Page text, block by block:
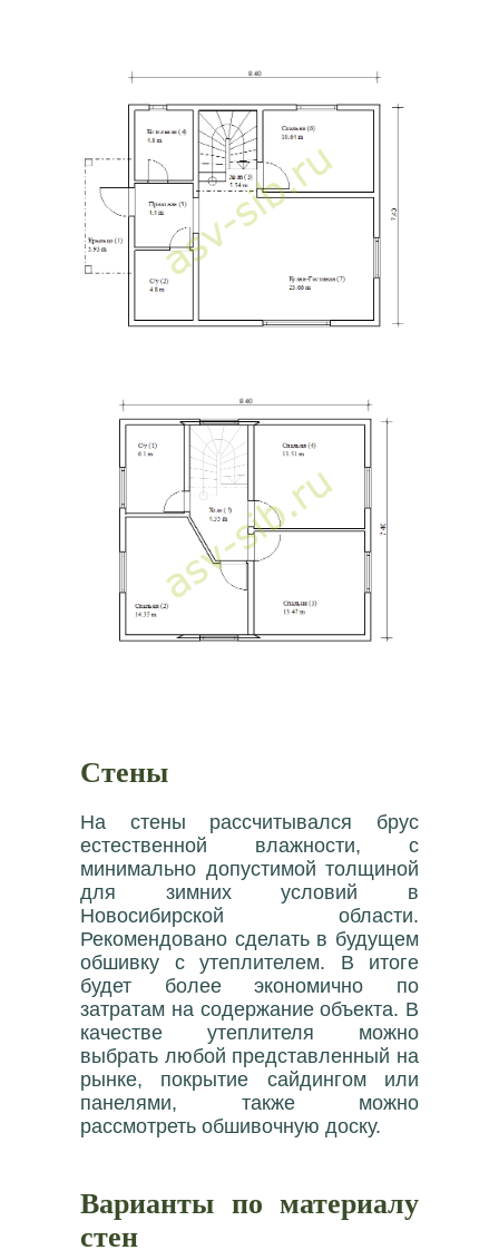
Стены
На стены рассчитывался брус
естественной влажности, с
минимально допустимой толщиной
для зимних условий в
Новосибирской области.
Рекомендовано сделать в будущем
обшивку с утеплителем. В итоге
будет более экономично по
затратам на содержание объекта. В
качестве утеплителя можно
выбрать любой представленный на
рынке, покрытие сайдингом или
панелями, также можно
рассмотреть обшивочную доску.
Варианты по материалу
стен